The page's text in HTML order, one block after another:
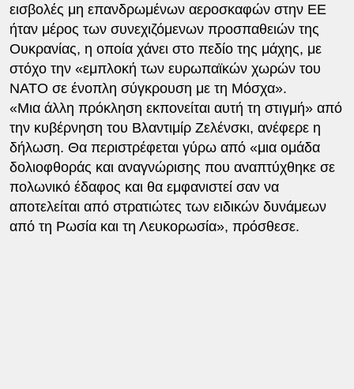
εισβολές μη επανδρωμένων αεροσκαφών στην ΕΕ
ήταν μέρος των συνεχιζόμενων προσπαθειών της
Ουκρανίας, η οποία χάνει στο πεδίο της μάχης, με
στόχο την «εμπλοκή των ευρωπαϊκών χωρών του
ΝΑΤΟ σε ένοπλη σύγκρουση με τη Μόσχα».
«Μια άλλη πρόκληση εκπονείται αυτή τη στιγμή» από
την κυβέρνηση του Βλαντιμίρ Ζελένσκι, ανέφερε η
δήλωση. Θα περιστρέφεται γύρω από «μια ομάδα
δολιοφθοράς και αναγνώρισης που αναπτύχθηκε σε
πολωνικό έδαφος και θα εμφανιστεί σαν να
αποτελείται από στρατιώτες των ειδικών δυνάμεων
από τη Ρωσία και τη Λευκορωσία», πρόσθεσε.